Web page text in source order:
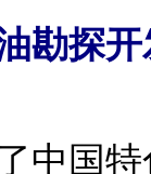
探开
国特